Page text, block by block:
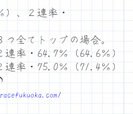
、２連率・
全てトップの場合。
率・64.7％（64.6％）
率・75.0％（71.4％）